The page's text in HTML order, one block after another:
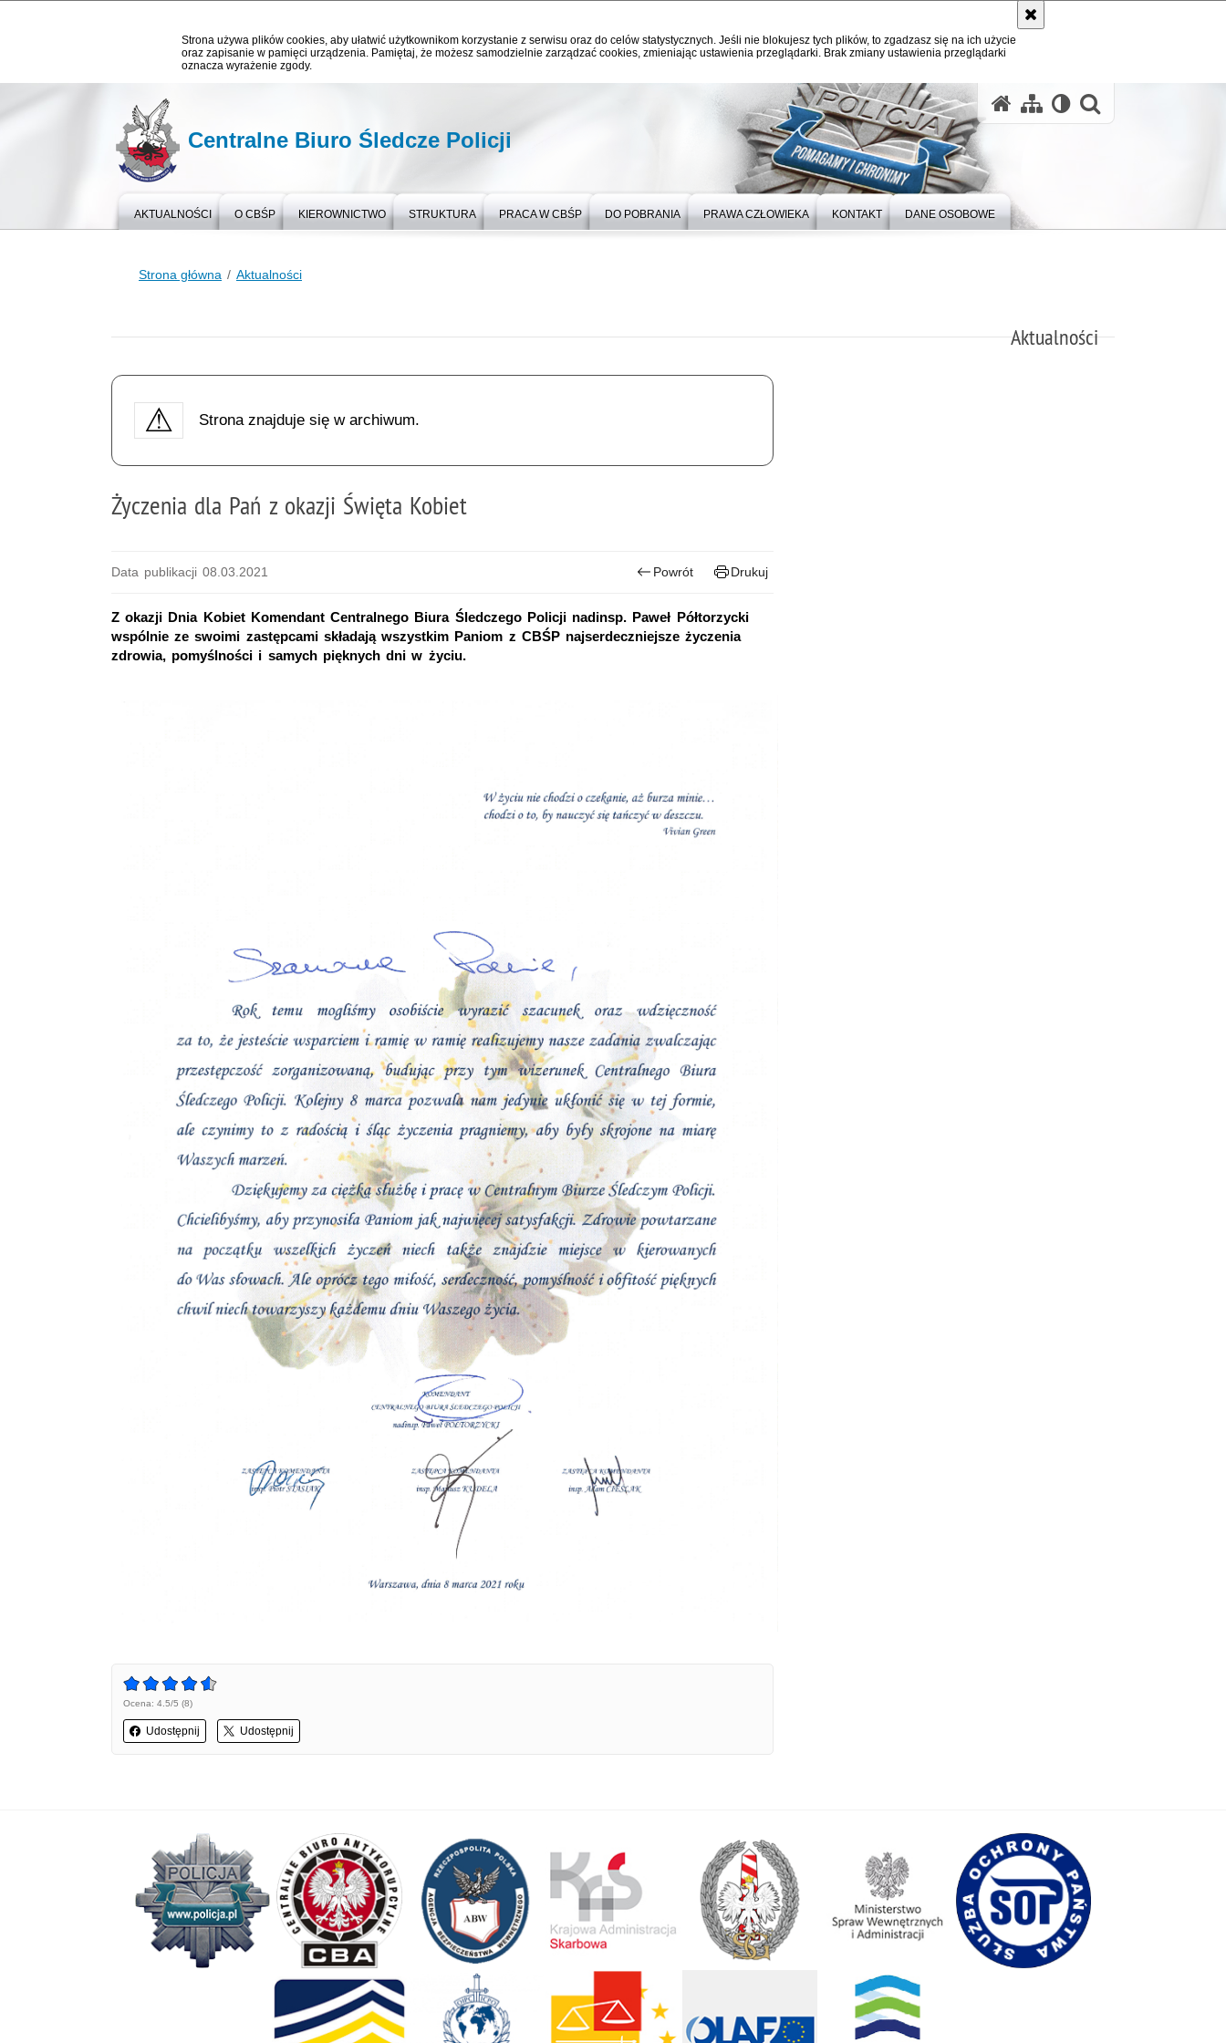
Strona używa plików cookies, aby ułatwić użytkownikom korzystanie z serwisu oraz do celów statystycznych. Jeśli nie blokujesz tych plików, to zgadzasz się na ich użycie
oraz zapisanie w pamięci urządzenia. Pamiętaj, że możesz samodzielnie zarządzać cookies, zmieniając ustawienia przeglądarki. Brak zmiany ustawienia przeglądarki
oznacza wyrażenie zgody.
Centralne Biuro Śledcze Policji
AKTUALNOŚCI O CBŚP KIEROWNICTWO STRUKTURA PRACA W CBŚP DO POBRANIA PRAWA CZŁOWIEKA KONTAKT DANE OSOBOWE
Strona główna Aktualności
Aktualności
Strona znajduje się w archiwum.
Życzenia dla Pań z okazji Święta Kobiet
Data publikacji 08.03.2021 Powrót Drukuj
Z okazji Dnia Kobiet Komendant Centralnego Biura Śledczego Policji nadinsp. Paweł Półtorzycki
wspólnie ze swoimi zastępcami składają wszystkim Paniom z CBŚP najserdeczniejsze życzenia
zdrowia, pomyślności i samych pięknych dni w życiu.
Ocena: 4.5/5 (8)
Udostępnij Udostępnij